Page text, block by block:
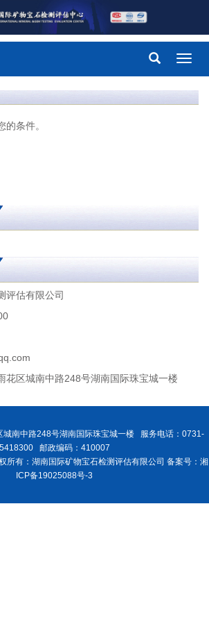
条件。
评估有限公司
花区城南中路248号湖南国际珠宝城一楼
城南中路248号湖南国际珠宝城一楼 服务电话：0731-
邮政编码：410007
所有：湖南国际矿物宝石检测评估有限公司 备案号：湘
ICP备19025088号-3